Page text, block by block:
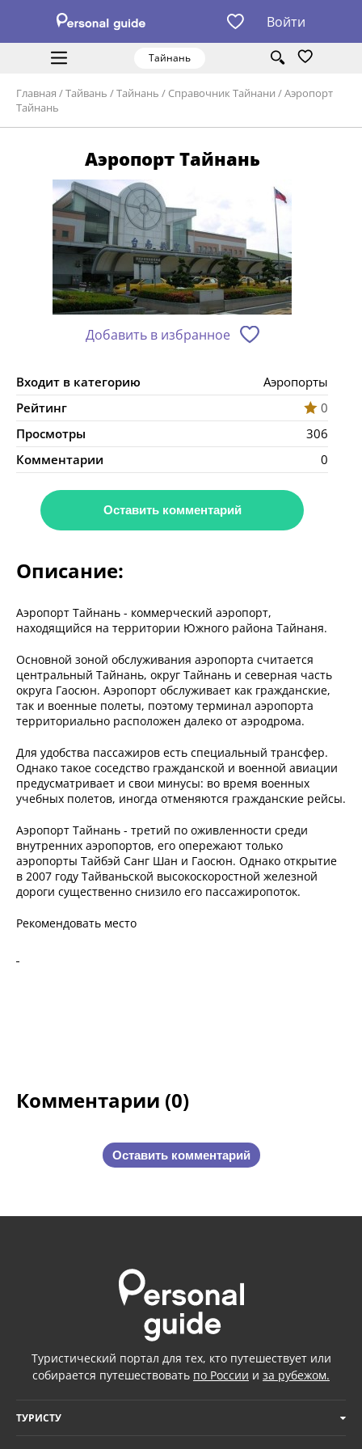
Войти
Тайнань
Главная /Тайвань /Тайнань / Справочник Тайнани /Аэропорт
Тайнань
Аэропорт Тайнань
Добавить в избранное
Входит в категорию
Аэропорты
Рейтинг
0
Просмотры
306
Комментарии
0
Оставить комментарий
Описание:
Аэропорт Тайнань - коммерческий аэропорт,
находящийся на территории Южного района Тайнаня.
Основной зоной обслуживания аэропорта считается
центральный Тайнань, округ Тайнань и северная часть
округа Гаосюн. Аэропорт обслуживает как гражданские,
так и военные полеты, поэтому терминал аэропорта
территориально расположен далеко от аэродрома.
Для удобства пассажиров есть специальный трансфер.
Однако такое соседство гражданской и военной авиации
предусматривает и свои минусы: во время военных
учебных полетов, иногда отменяются гражданские рейсы.
Аэропорт Тайнань - третий по оживленности среди
внутренних аэропортов, его опережают только
аэропорты Тайбэй Санг Шан и Гаосюн. Однако открытие
в 2007 году Тайваньской высокоскоростной железной
дороги существенно снизило его пассажиропоток.
Рекомендовать место
Комментарии (0)
Оставить комментарий
Туристический портал для тех, кто путешествует или
собирается путешествовать по России и за рубежом.
ТУРИСТУ